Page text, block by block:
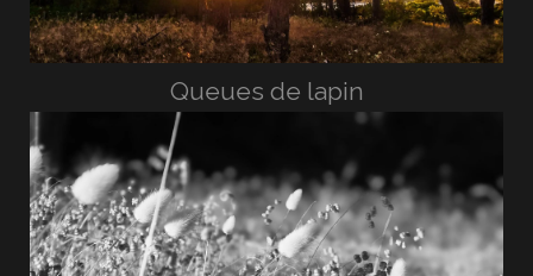
Queues de lapin